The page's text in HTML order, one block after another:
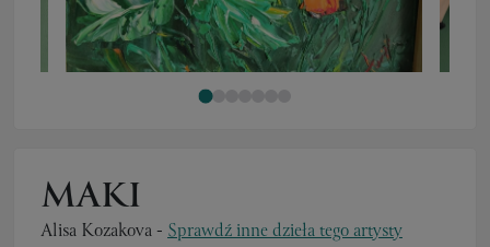
MAKI
Alisa Kozakova- Sprawdź inne dzieła tego artysty